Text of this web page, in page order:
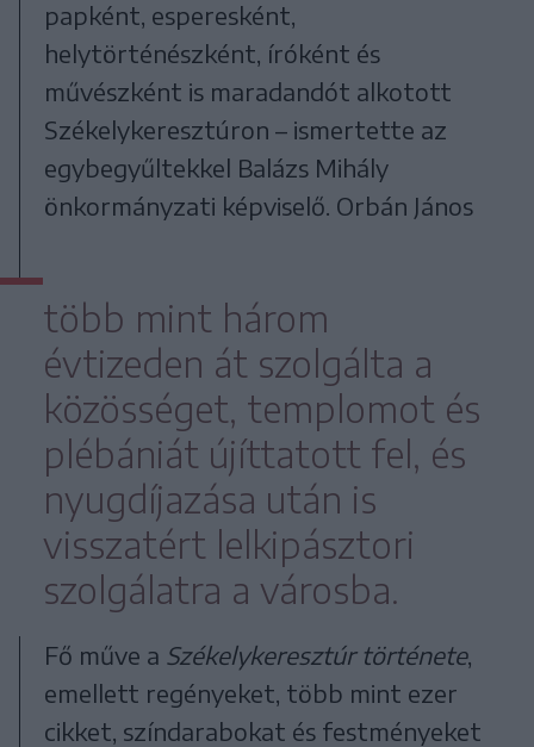
papként, esperesként,
helytörténészként, íróként és
művészként is maradandót alkotott
Székelykeresztúron – ismertette az
egybegyűltekkel Balázs Mihály
önkormányzati képviselő. Orbán János
több mint három
évtizeden át szolgálta a
közösséget, templomot és
plébániát újíttatott fel, és
nyugdíjazása után is
visszatért lelkipásztori
szolgálatra a városba.
Fő műve a Székelykeresztúr története,
emellett regényeket, több mint ezer
cikket, színdarabokat és festményeket